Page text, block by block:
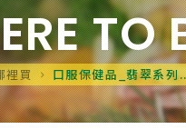
TO
買 口服保健品_翡翠系列